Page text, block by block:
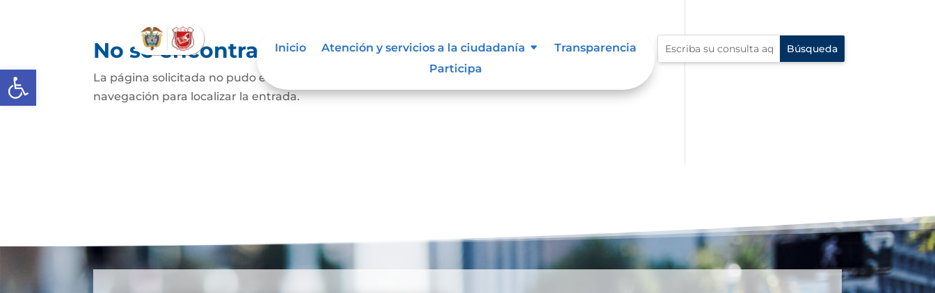
Abrir barra de herramientas
Inicio Atención y servicios a la ciudadanía
Transparencia
Participa
No se encontraron resultados
La página solicitada no pudo encontrarse. Trate de perfeccionar su búsqueda o utilice la
navegación para localizar la entrada.